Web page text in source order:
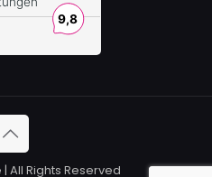
All Rights Reserved